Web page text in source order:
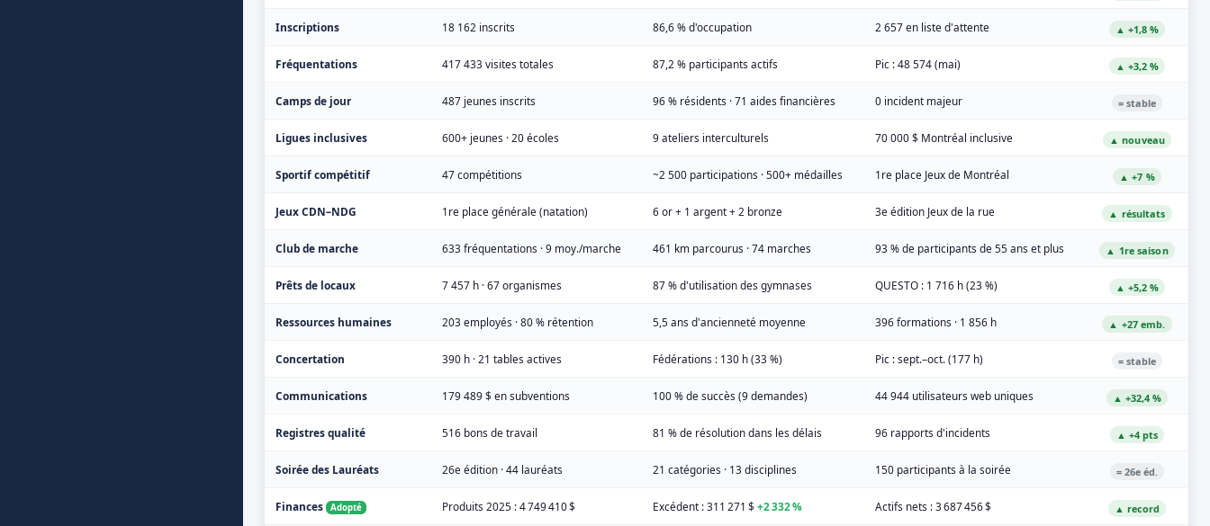
Inscriptions 18 162 inscrits 86,6 % d'occupation 2 657 en liste d'attente ▲ +1,8 %
Fréquentations 417 433 visites totales 87,2 % participants actifs Pic : 48 574 (mai) ▲ +3,2 %
Camps de jour 487 jeunes inscrits 96 % résidents · 71 aides financières 0 incident majeur = stable
Ligues inclusives 600+ jeunes · 20 écoles 9 ateliers interculturels 70 000 $ Montréal inclusive ▲ nouveau
Sportif compétitif 47 compétitions ~2 500 participations · 500+ médailles 1re place Jeux de Montréal ▲ +7 %
Jeux CDN–NDG 1re place générale (natation) 6 or + 1 argent + 2 bronze 3e édition Jeux de la rue ▲ résultats
Club de marche 633 fréquentations · 9 moy./marche 461 km parcourus · 74 marches 93 % de participants de 55 ans et plus ▲ 1re saison
Prêts de locaux 7 457 h · 67 organismes 87 % d'utilisation des gymnases QUESTO : 1 716 h (23 %) ▲ +5,2 %
Ressources humaines 203 employés · 80 % rétention 5,5 ans d'ancienneté moyenne 396 formations · 1 856 h ▲ +27 emb.
Concertation 390 h · 21 tables actives Fédérations : 130 h (33 %) Pic : sept.–oct. (177 h) = stable
Communications 179 489 $ en subventions 100 % de succès (9 demandes) 44 944 utilisateurs web uniques ▲ +32,4 %
Registres qualité 516 bons de travail 81 % de résolution dans les délais 96 rapports d'incidents ▲ +4 pts
Soirée des Lauréats 26e édition · 44 lauréats 21 catégories · 13 disciplines 150 participants à la soirée = 26e éd.
Finances Adopté Produits 2025 : 4 749 410 $ Excédent : 311 271 $ +2 332 % Actifs nets : 3 687 456 $ ▲ record